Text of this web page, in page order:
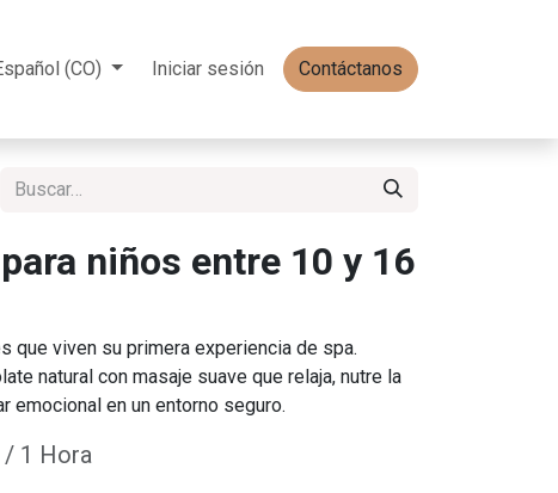
(CO) Iniciar sesión Contáctanos
niños entre 10 y 16
que viven su primera experiencia de spa.
natural con masaje suave que relaja, nutre la
emocional en un entorno seguro.
/ 1 Hora